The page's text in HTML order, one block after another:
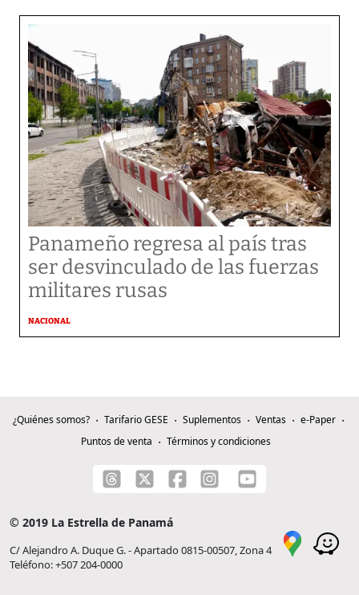
Panameño regresa al país tras
ser desvinculado de las fuerzas
militares rusas
NACIONAL
¿Quiénes somos? Tarifario GESE Suplementos Ventas
e-Paper
Puntos de venta
Términos y condiciones
© 2019 La Estrella de Panamá
C/ Alejandro A. Duque G. - Apartado 0815-00507, Zona 4
Teléfono: +507 204-0000